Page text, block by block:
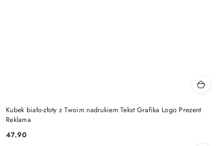
Kubek biało-złoty z Twoim nadrukiem Tekst Grafika Logo Prezent
Reklama
Cena:
47.90